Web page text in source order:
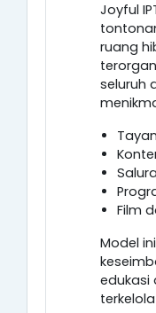
Joyful
ruang
seluruh
Film
Model